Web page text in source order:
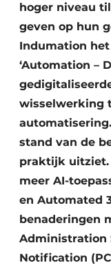
hoger niveau
geven op hun
Indumation
‘Automation –
wisselwerking
stand van de
praktijk uitziet.
meer AI-
en Automated
benaderingen
Administration
Notification